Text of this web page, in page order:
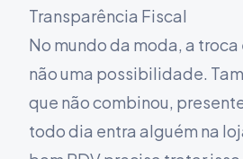
Transparência Fiscal
No mundo da moda, a troca
não uma possibilidade.
que não combinou,
todo dia entra alguém na